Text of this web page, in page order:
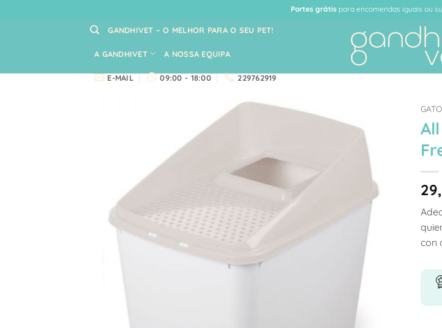
Portes grátis para encomendas iguais ou
GANDHIVET – O MELHOR PARA O SEU PET!
A GANDHIVET A NOSSA EQUIPA
E-MAIL 09:00 - 18:00 229762919
Adicionar
à Lista
de
GATO
con